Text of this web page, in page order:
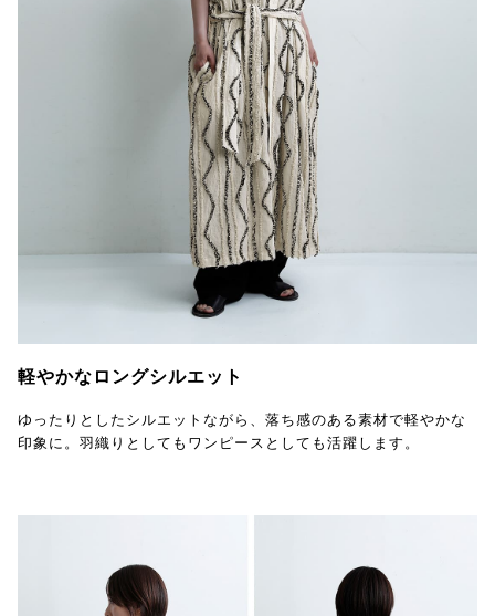
軽やかなロングシルエット
ゆったりとしたシルエットながら、落ち感のある素材で軽やかな
印象に。羽織りとしてもワンピースとしても活躍します。